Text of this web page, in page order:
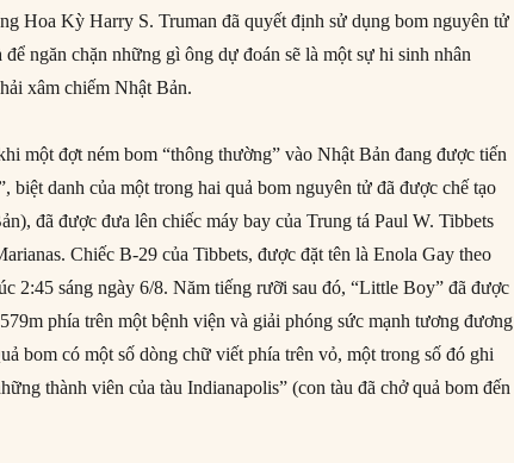
Hoa Kỳ Harry S. Truman đã quyết định sử dụng bom nguyên tử
ngăn chặn những gì ông dự đoán sẽ là một sự hi sinh nhân
xâm chiếm Nhật Bản.
một đợt ném bom “thông thường” vào Nhật Bản đang được tiến
biệt danh của một trong hai quả bom nguyên tử đã được chế tạo
đã được đưa lên chiếc máy bay của Trung tá Paul W. Tibbets
Chiếc B-29 của Tibbets, được đặt tên là Enola Gay theo
2:45 sáng ngày 6/8. Năm tiếng rưỡi sau đó, “Little Boy” đã được
phía trên một bệnh viện và giải phóng sức mạnh tương đương
bom có một số dòng chữ viết phía trên vỏ, một trong số đó ghi
thành viên của tàu Indianapolis” (con tàu đã chở quả bom đến